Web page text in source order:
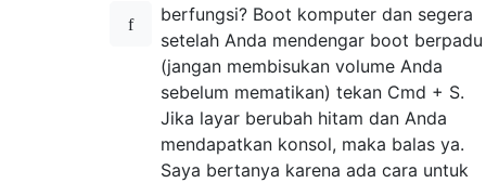
berfungsi? Boot komputer dan segera
setelah Anda mendengar boot berpadu
(jangan membisukan volume Anda
sebelum mematikan) tekan Cmd + S.
Jika layar berubah hitam dan Anda
mendapatkan konsol, maka balas ya.
Saya bertanya karena ada cara untuk